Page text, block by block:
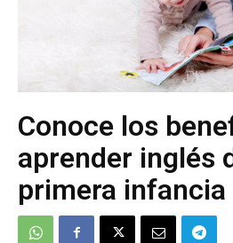
Conoce los
aprender inglés
primera infancia